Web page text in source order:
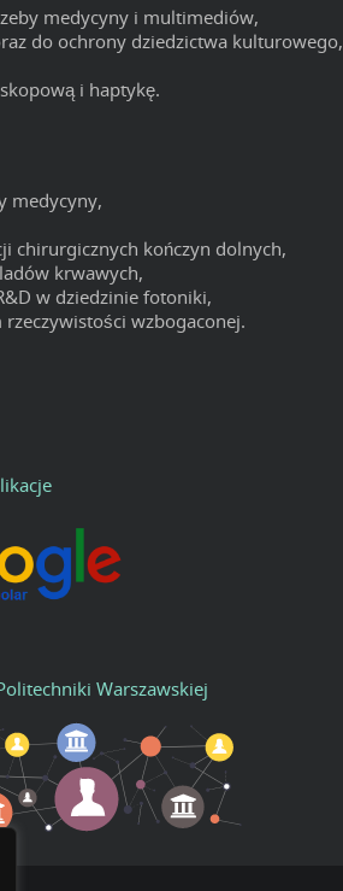
medycyny i multimediów,
do ochrony dziedzictwa kulturowego,
i haptykę.
medycyny,
chirurgicznych kończyn dolnych,
krwawych,
w dziedzinie fotoniki,
wzbogaconej.
Warszawskiej